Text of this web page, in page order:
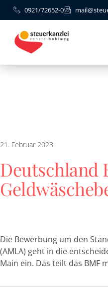
0921/72652-0
21. Februar 2023
Deutschland
Die Bewerbung um den
(AMLA) geht in die
Main ein. Das teilt das BMF